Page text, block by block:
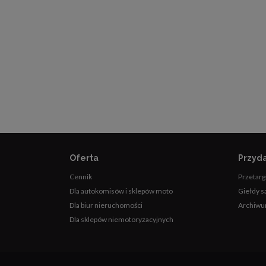
Oferta
Cennik
Dla autokomisów i sklepów moto
Dla biur nieruchomości
Dla sklepów niemotoryzacyjnych
Giełdy